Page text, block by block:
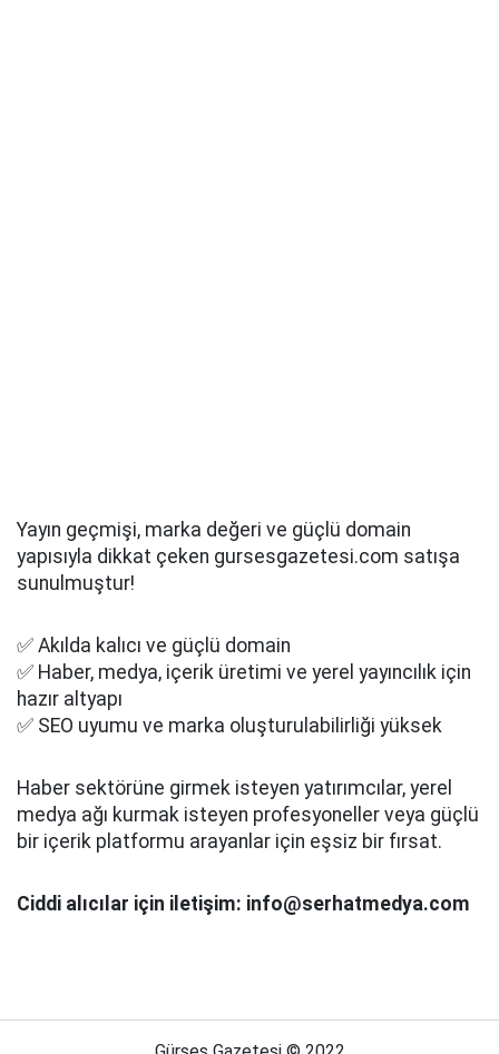
Yayın geçmişi, marka değeri ve güçlü domain
yapısıyla dikkat çeken gursesgazetesi.com satışa
sunulmuştur!
✅ Akılda kalıcı ve güçlü domain
✅ Haber, medya, içerik üretimi ve yerel yayıncılık için
hazır altyapı
✅ SEO uyumu ve marka oluşturulabilirliği yüksek
Haber sektörüne girmek isteyen yatırımcılar, yerel
medya ağı kurmak isteyen profesyoneller veya güçlü
bir içerik platformu arayanlar için eşsiz bir fırsat.
Ciddi alıcılar için iletişim: info@serhatmedya.com